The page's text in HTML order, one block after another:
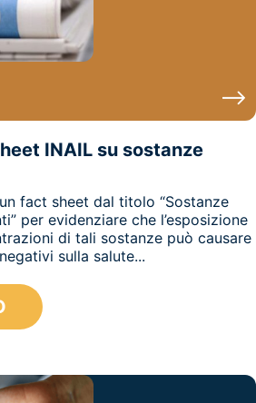
INAIL su sostanze
fact sheet dal titolo “Sostanze
per evidenziare che l’esposizione
di tali sostanze può causare
sulla salute...